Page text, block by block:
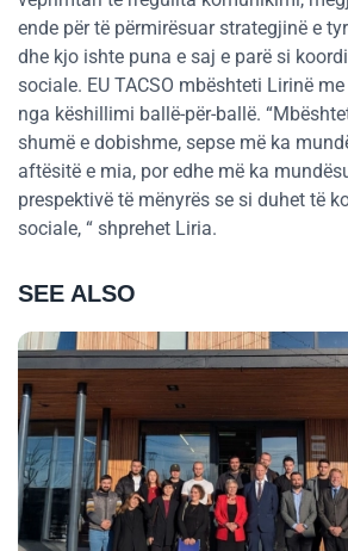
ende për të përmirësuar strategjinë e
dhe kjo ishte puna e saj e parë si
sociale. EU TACSO mbështeti Lirinë
nga këshillimi ballë-për-ballë.
shumë e dobishme, sepse më ka
aftësitë e mia, por edhe më ka
prespektivë të mënyrës se si duhet të
sociale, “ shprehet Liria.
SEE ALSO